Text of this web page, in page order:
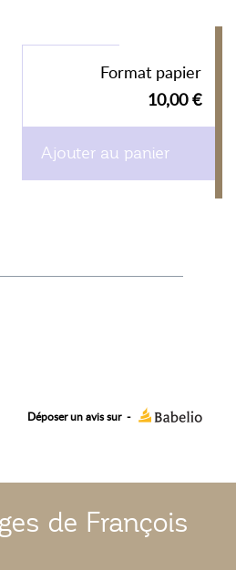
Format papier
10,00 €
Ajouter au panier
Déposer un avis sur -
de François